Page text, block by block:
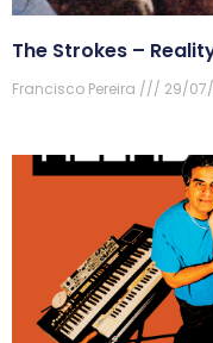
The Strokes –
Francisco Pereira 29/